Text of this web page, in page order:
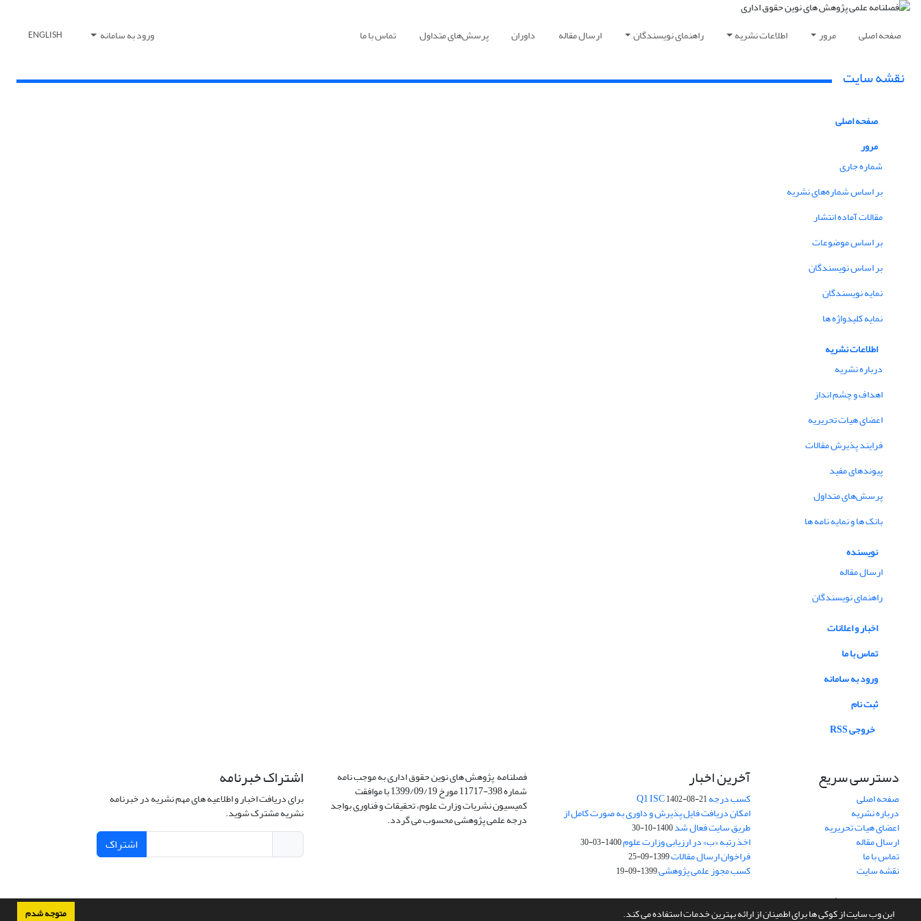
این وب سایت از کوکی ها برای اطمینان از ارائه بهترین خدمات استفاده می کند. متوجه شدم
صفحه اصلی مرور اطلاعات نشریه راهنمای نویسندگان ارسال مقاله داوران پرسش‌های متداول تماس با ما ورود به سامانه ENGLISH
نقشه سایت
صفحه اصلی
مرور
شماره جاری
بر اساس شماره‌های نشریه
مقالات آماده انتشار
بر اساس موضوعات
بر اساس نویسندگان
نمایه نویسندگان
نمایه کلیدواژه ها
اطلاعات نشریه
درباره نشریه
اهداف و چشم انداز
اعضای هیات تحریریه
فرایند پذیرش مقالات
پیوندهای مفید
پرسش‌های متداول
بانک ها و نمایه نامه ها
نویسنده
ارسال مقاله
راهنمای نویسندگان
اخبار و اعلانات
تماس با ما
ورود به سامانه
ثبت نام
خروجی RSS
دسترسی سریع
صفحه اصلی
درباره نشریه
اعضای هیات تحریریه
ارسال مقاله
تماس با ما
نقشه سایت
آخرین اخبار
کسب درجه Q1 ISC1402-08-21
امکان دریافت فایل پذیرش و داوری به صورت کامل از
طریق سایت فعال شد1400-10-30
اخذ رتبه «ب» در ارزیابی وزارت علوم1400-03-30
فراخوان ارسال مقالات1399-09-25
کسب مجوز علمی پژوهشی1399-09-19
فصلنامه پژوهش های نوین حقوق اداری به موجب نامه
شماره 398-11717 مورخ 1399/09/19 با موافقت
کمیسیون نشریات وزارت علوم، تحقیقات و فناوری بواجد
درجه علمی پژوهشی محسوب می گردد.
اشتراک خبرنامه
برای دریافت اخبار و اطلاعیه های مهم نشریه در خبرنامه
نشریه مشترک شوید.
اشتراک
سامانه مدیریت نشریات علمی.طراحی و پیاده سازی ازسیناوب